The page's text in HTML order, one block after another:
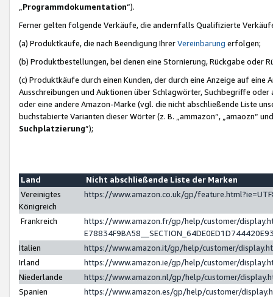
Programmdokumentation“).
Ferner gelten folgende Verkäufe, die andernfalls Qualifizierte
(a) Produktkäufe, die nach Beendigung IhrerVereinbarung erfolgen;
(b) Produktbestellungen, bei denen eine Stornierung, Rückgabe oder
(c) Produktkäufe durch einen Kunden, der durch eine Anzeige auf
Ausschreibungen und Auktionen über Schlagwörter, Suchbegriffe
oder eine andere Amazon-Marke (vgl. die nicht abschließende Liste
buchstabierte Varianten dieser Wörter (z. B. „ammazon“, „amaozn“
Suchplatzierung”);
Land
Nicht abschließende Liste der Marken
Vereinigtes
Königreich
https://www.amazon.co.uk/gp/
Frankreich
https://www.amazon.fr/gp/help/customer/
Italien
https://www.amazon.it/gp/help/customer/
Irland
https://www.amazon.ie/gp/help/customer/
Niederlande
https://www.amazon.nl/gp/help/customer/
Spanien
https://www.amazon.es/gp/help/customer/